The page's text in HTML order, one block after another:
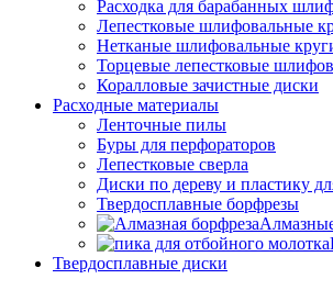
Расходка для барабанных
Лепестковые шлифовальные
Нетканые шлифовальные
Торцевые лепестковые
Коралловые зачистные диски
Расходные материалы
Ленточные пилы
Буры для перфораторов
Лепестковые сверла
Диски по дереву и пластику
Твердосплавные борфрезы
Твердосплавные диски